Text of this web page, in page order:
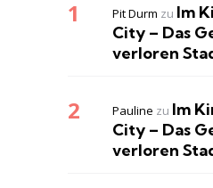
Pit Durm zu Im
City – Das
verloren
Pauline zu Im
City – Das
verloren